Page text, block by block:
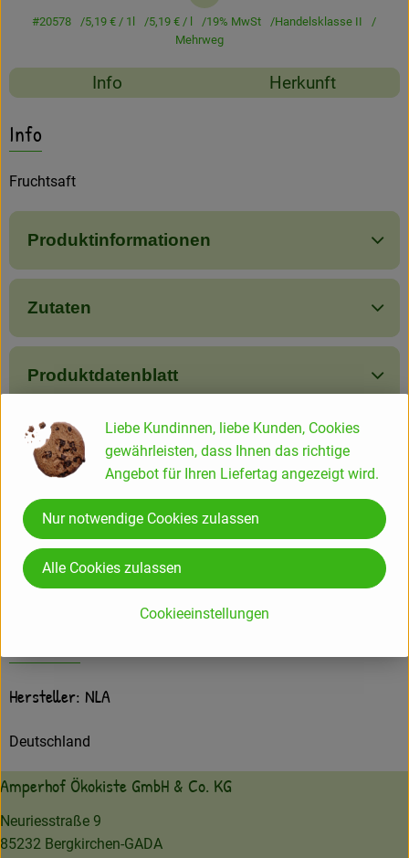
#20578 5,19 €/ 1l 5,19 €/ l 19% MwSt
Handelsklasse II
Mehrweg
Rezepte
Info Herkunft
Info
Fruchtsaft
Produktinformationen
Zutaten
Produktdatenblatt
Verwendet oder empfohlen bei
Fruchtsaft-Mischkasten 6 Flaschen
Hersteller: NLA
Deutschland
Amperhof Ökokiste GmbH & Co. KG
Neuriesstraße 9
85232 Bergkirchen-GADA
Liebe Kundinnen, liebe Kunden, Cookies
gewährleisten, dass Ihnen das richtige
Angebot für Ihren Liefertag angezeigt wird.
Cookieeinstellungen
Nur notwendige Cookies zulassen
Alle Cookies zulassen